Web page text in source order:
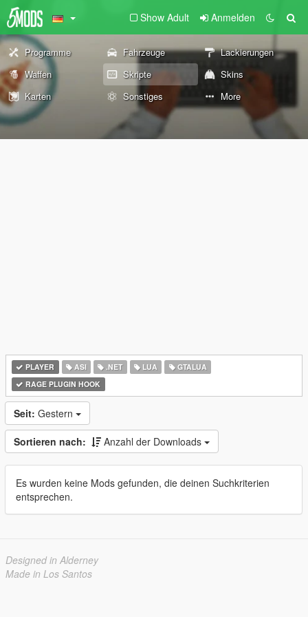
Show Adult Anmelden
Programme Fahrzeuge
Lackierungen
Waffen
Skripte
Skins
Karten
Sonstiges More
PLAYER ASI .NET LUA
GTALUA
RAGE PLUGIN HOOK
Seit: Gestern
Sortieren nach: Anzahl der Downloads
Es wurden keine Mods gefunden, die deinen Suchkriterien
entsprechen.
Designed in Alderney
Made in Los Santos